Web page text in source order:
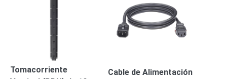
TurboHD
/ AHD /
Ambientes
Salinos Antiexplosión
/ Eyeball /
Tomacorriente
Cable de Alimentación